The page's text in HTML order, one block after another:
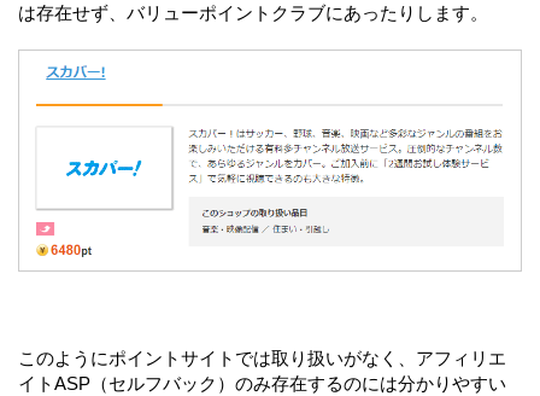
は存在せず、バリューポイントクラブにあったりします。
このようにポイントサイトでは取り扱いがなく、アフィリエ
イトASP（セルフバック）のみ存在するのには分かりやすい